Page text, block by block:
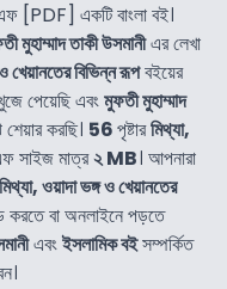
[PDF] একটি বাংলা বই।
মুহাম্মাদ তাকী উসমানীএর লেখা
খেয়ানতের বিভিন্ন রূপবইয়ের
পেয়েছি এবংমুফতী মুহাম্মাদ
করছি। 56পৃষ্টারমিথ্যা,
সাইজ মাত্র২ MB। আপনারা
মিথ্যা, ওয়াদা ভঙ্গ ও খেয়ানতের
বা অনলাইনে পড়তে
এবংইসলামিক বইসম্পর্কিত